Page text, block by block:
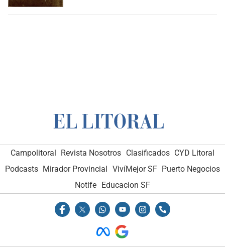
Campolitoral Revista Nosotros Clasificados CYD Litoral
Podcasts Mirador Provincial VivíMejor SF Puerto Negocios
Notife Educacion SF